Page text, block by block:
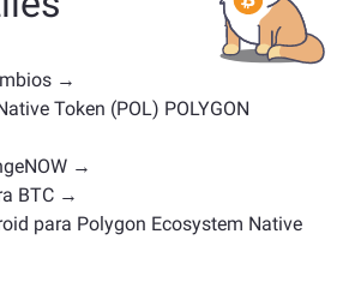
el mercado similares. Consulta
para intercambiar en la
→
Token (POL) POLYGON
→
BTC →
para Polygon Ecosystem Native